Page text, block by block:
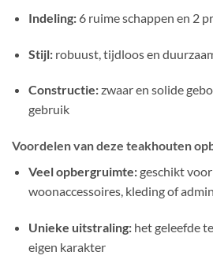
Indeling:6 ruime schappen en 2
Stijl:robuust, tijdloos en
Constructie:zwaar en solide
gebruik
Voordelen van deze teakhouten
Veel opbergruimte:geschikt voor
woonaccessoires, kleding of
Unieke uitstraling:het geleefde
eigen karakter